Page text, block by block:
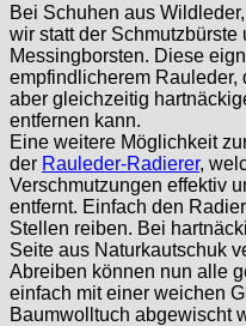
Bei Schuhen aus
wir statt der Schmutzbürste
Messingborsten. Diese
empfindlicherem Rauleder,
aber gleichzeitig
entfernen kann.
Eine weitere Möglichkeit
der Rauleder-Radierer,
Verschmutzungen effektiv
entfernt. Einfach den
Stellen reiben. Bei
Seite aus Naturkautschuk
Abreiben können nun alle
einfach mit einer weichen
Baumwolltuch abgewischt